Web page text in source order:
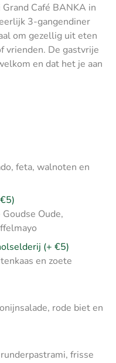
Café BANKA in
3-gangendiner
om gezellig uit eten
vrienden. De gastvrije
en dat het je aan
feta, walnoten en
Oude,
(+ €5)
en zoete
rode biet en
frisse